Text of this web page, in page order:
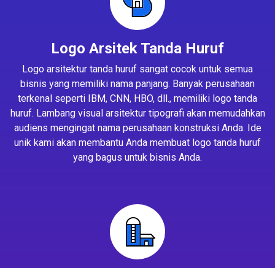
Logo Arsitek Tanda Huruf
Logo arsitektur tanda huruf sangat cocok untuk semua
bisnis yang memiliki nama panjang. Banyak perusahaan
terkenal seperti IBM, CNN, HBO, dll., memiliki logo tanda
huruf. Lambang visual arsitektur tipografi akan memudahkan
audiens mengingat nama perusahaan konstruksi Anda. Ide
unik kami akan membantu Anda membuat logo tanda huruf
yang bagus untuk bisnis Anda.